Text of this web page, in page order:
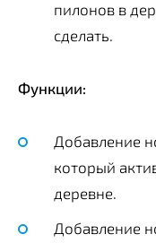
пилонов в
сделать.
Функции:
Добавление
который
деревне.
Добавление